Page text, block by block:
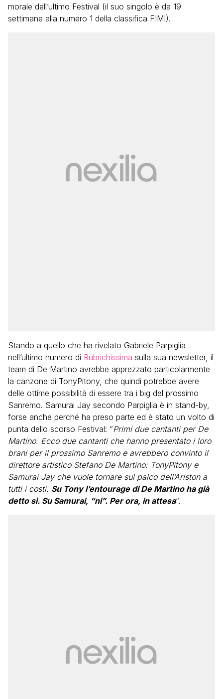
morale dell’ultimo Festival (il suo singolo è da 19
settimane alla numero 1 della classifica FIMI).
Stando a quello che ha rivelato Gabriele Parpiglia
nell’ultimo numero di Rubrichissima sulla sua newsletter, il
team di De Martino avrebbe apprezzato particolarmente
la canzone di TonyPitony, che quindi potrebbe avere
delle ottime possibilità di essere tra i big del prossimo
Sanremo. Samurai Jay secondo Parpiglia è in stand-by,
forse anche perché ha preso parte ed è stato un volto di
punta dello scorso Festival: “Primi due cantanti per De
Martino. Ecco due cantanti che hanno presentato i loro
brani per il prossimo Sanremo e avrebbero convinto il
direttore artistico Stefano De Martino: TonyPitony e
Samurai Jay che vuole tornare sul palco dell’Ariston a
tutti i costi. Su Tony l’entourage di De Martino ha già
detto sì. Su Samurai, “ni”. Per ora, in attesa“.